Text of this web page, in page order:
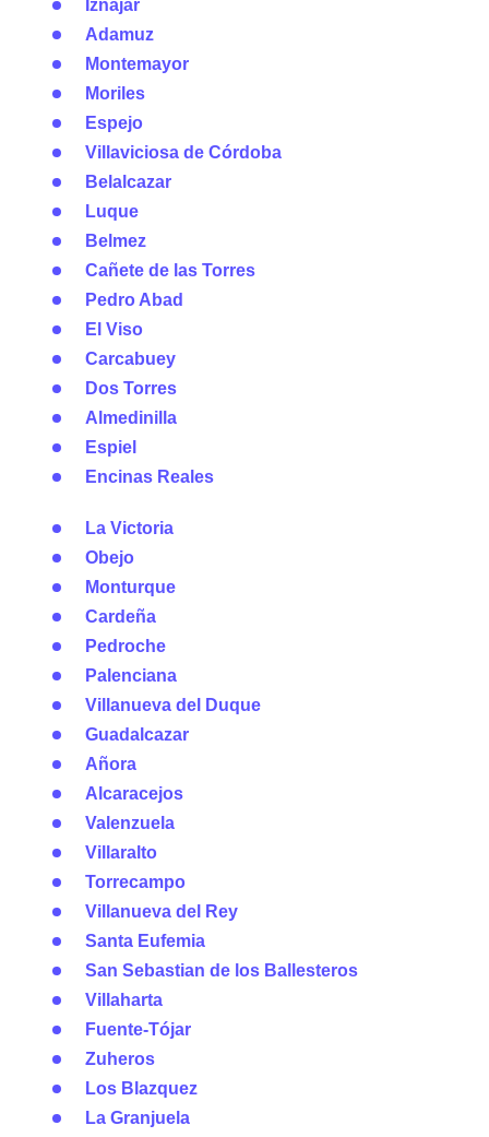
Iznajar
Adamuz
Montemayor
Moriles
Espejo
Villaviciosa de Córdoba
Belalcazar
Luque
Belmez
Cañete de las Torres
Pedro Abad
El Viso
Carcabuey
Dos Torres
Almedinilla
Espiel
Encinas Reales
La Victoria
Obejo
Monturque
Cardeña
Pedroche
Palenciana
Villanueva del Duque
Guadalcazar
Añora
Alcaracejos
Valenzuela
Villaralto
Torrecampo
Villanueva del Rey
Santa Eufemia
San Sebastian de los Ballesteros
Villaharta
Fuente-Tójar
Zuheros
Los Blazquez
La Granjuela